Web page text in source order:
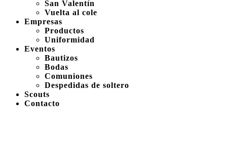
San Valentín
Vuelta al cole
Empresas
Productos
Uniformidad
Eventos
Bautizos
Bodas
Comuniones
Despedidas de soltero
Scouts
Contacto